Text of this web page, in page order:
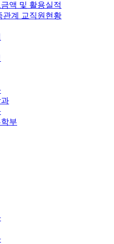
액 및 활용실적
관계 교직원현황
부